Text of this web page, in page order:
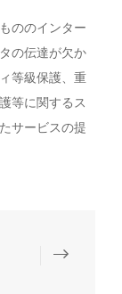
ののインター
の伝達が欠か
等級保護、重
等に関するス
サービスの提